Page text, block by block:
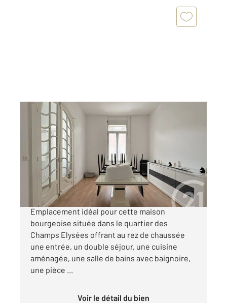
ST QUENTIN 02
136 m2, 4 pièces
Ref : 12279
Maison à vendre
129 600 €
SAINT QUENTIN REMICOURT Baisse de prix !
Emplacement idéal pour cette maison
bourgeoise située dans le quartier des
Champs Elysées offrant au rez de chaussée
une entrée, un double séjour, une cuisine
aménagée, une salle de bains avec baignoire,
une pièce ...
Voir le détail du bien